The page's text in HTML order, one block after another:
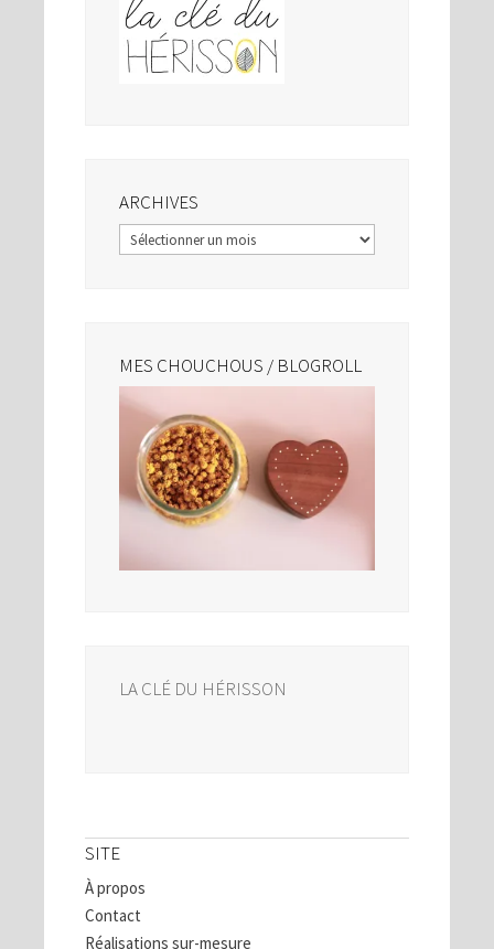
ARCHIVES
Archives
MES CHOUCHOUS / BLOGROLL
LA CLÉ DU HÉRISSON
SITE
À propos
Contact
Réalisations sur-mesure